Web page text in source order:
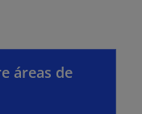
áreas de